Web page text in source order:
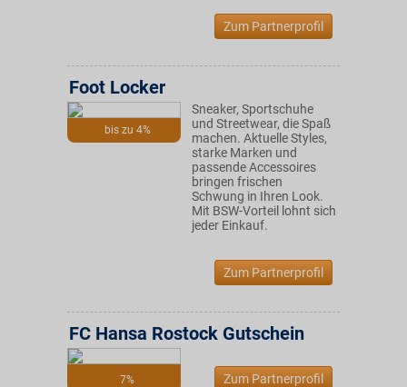
Zum Partnerprofil
bis zu 4%
Foot Locker
Sneaker, Sportschuhe
und Streetwear, die Spaß
machen. Aktuelle Styles,
starke Marken und
passende Accessoires
bringen frischen
Schwung in Ihren Look.
Mit BSW-Vorteil lohnt sich
jeder Einkauf.
Zum Partnerprofil
7%
FC Hansa Rostock Gutschein
Zum Partnerprofil